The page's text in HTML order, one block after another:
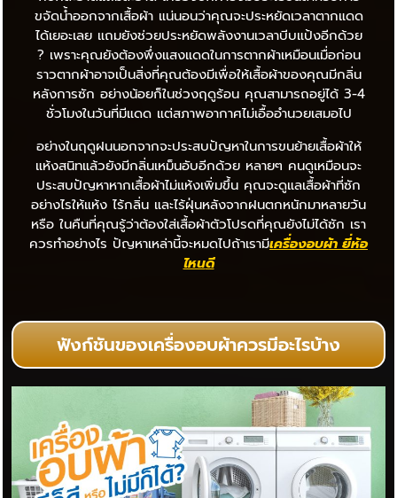
ขจัดน้ำออกจากเสื้อผ้า แน่นอนว่าคุณจะประหยัดเวลาตากแดด
ได้เยอะเลย แถมยังช่วยประหยัดพลังงานเวลาบีบแป้งอีกด้วย
? เพราะคุณยังต้องพึ่งแสงแดดในการตากผ้าเหมือนเมื่อก่อน
ราวตากผ้าอาจเป็นสิ่งที่คุณต้องมีเพื่อให้เสื้อผ้าของคุณมีกลิ่น
หลังการซัก อย่างน้อยก็ในช่วงฤดูร้อน คุณสามารถอยู่ได้ 3-4
ชั่วโมงในวันที่มีแดด แต่สภาพอากาศไม่เอื้ออำนวยเสมอไป
อย่างในฤดูฝนนอกจากจะประสบปัญหาในการขนย้ายเสื้อผ้าให้
แห้งสนิทแล้วยังมีกลิ่นเหม็นอับอีกด้วย หลายๆ คนดูเหมือนจะ
ประสบปัญหาหากเสื้อผ้าไม่แห้งเพิ่มขึ้น คุณจะดูแลเสื้อผ้าที่ซัก
อย่างไรให้แห้ง ไร้กลิ่น และไร้ฝุ่นหลังจากฝนตกหนักมาหลายวัน
หรือ ในคืนที่คุณรู้ว่าต้องใส่เสื้อผ้าตัวโปรดที่คุณยังไม่ได้ซัก เรา
ควรทำอย่างไร ปัญหาเหล่านี้จะหมดไปถ้าเรามีเครื่องอบผ้า ยี่ห้อ
ไหนดี
ฟังก์ชันของเครื่องอบผ้าควรมีอะไรบ้าง